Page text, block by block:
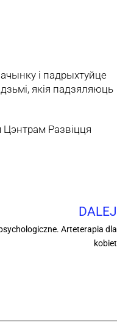
і падрыхтуйце
якія падзяляюць
Развіцця
DALEJ
Arteterapia dla
kobiet